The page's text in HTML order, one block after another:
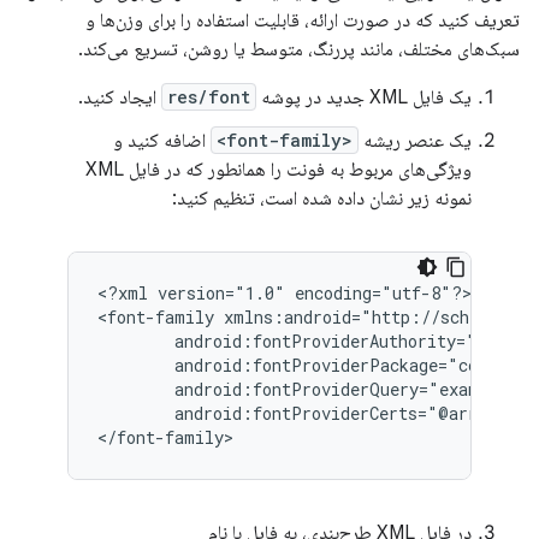
تعریف کنید که در صورت ارائه، قابلیت استفاده را برای وزن‌ها و
سبک‌های مختلف، مانند پررنگ، متوسط ​​یا روشن، تسریع می‌کند.
یک فایل XML جدید در پوشه
res/font
ایجاد کنید.
یک عنصر ریشه <font-family>
اضافه کنید و
ویژگی‌های مربوط به فونت را همانطور که در فایل XML
نمونه زیر نشان داده شده است، تنظیم کنید:
<?xml version="1.0"
encoding="utf-8"?>
<font-family
android:fontProviderQuery="example
android:fontProviderCerts="@array/
</font-family>
در فایل XML طرح‌بندی، به فایل با نام